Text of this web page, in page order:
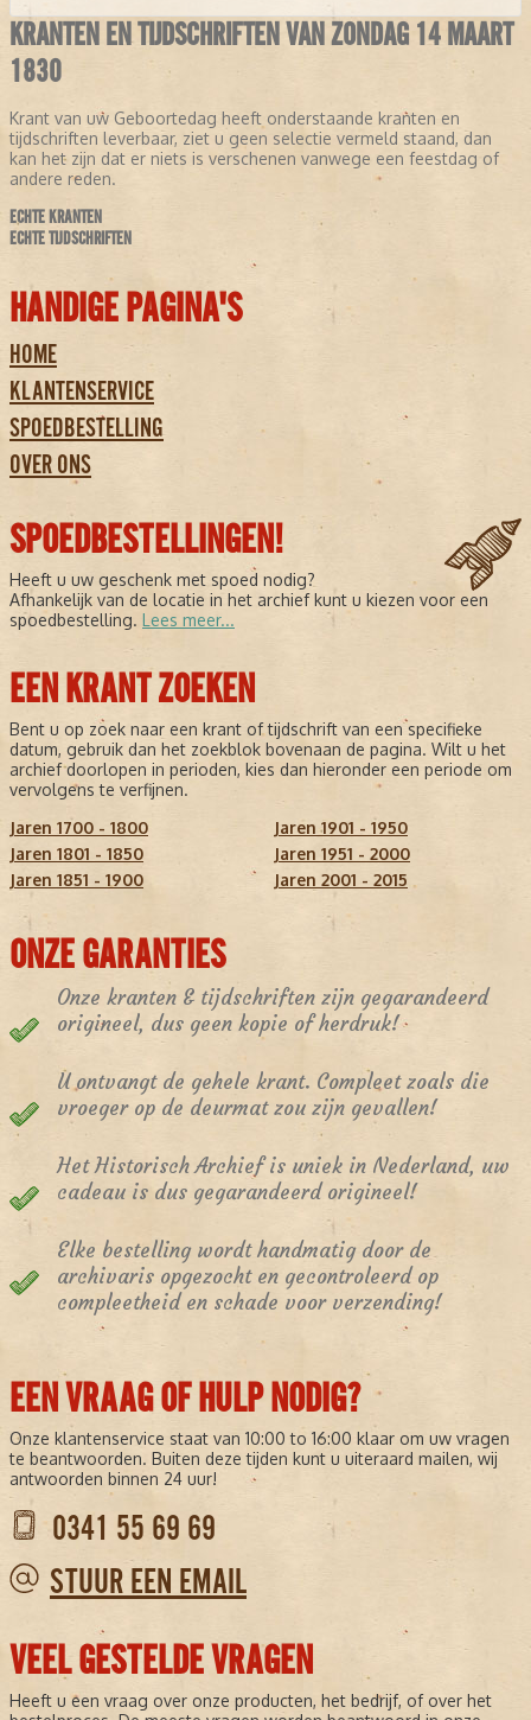
KRANTEN EN TIJDSCHRIFTEN VAN ZONDAG 14 MAART
1830
Krant van uw Geboortedag heeft onderstaande kranten en
tijdschriften leverbaar, ziet u geen selectie vermeld staand, dan
kan het zijn dat er niets is verschenen vanwege een feestdag of
andere reden.
ECHTE KRANTEN
ECHTE TIJDSCHRIFTEN
HANDIGE PAGINA'S
HOME
KLANTENSERVICE
SPOEDBESTELLING
OVER ONS
SPOEDBESTELLINGEN!
Heeft u uw geschenk met spoed nodig?
Afhankelijk van de locatie in het archief kunt u kiezen voor een
spoedbestelling. Lees meer...
EEN KRANT ZOEKEN
Bent u op zoek naar een krant of tijdschrift van een specifieke
datum, gebruik dan het zoekblok bovenaan de pagina. Wilt u het
archief doorlopen in perioden, kies dan hieronder een periode om
vervolgens te verfijnen.
Jaren 1700 - 1800
Jaren 1801 - 1850
Jaren 1851 - 1900
Jaren 1901 - 1950
Jaren 1951 - 2000
Jaren 2001 - 2015
ONZE GARANTIES
Onze kranten & tijdschriften zijn gegarandeerd
origineel, dus geen kopie of herdruk!
U ontvangt de gehele krant. Compleet zoals die
vroeger op de deurmat zou zijn gevallen!
Het Historisch Archief is uniek in Nederland, uw
cadeau is dus gegarandeerd origineel!
Elke bestelling wordt handmatig door de
archivaris opgezocht en gecontroleerd op
compleetheid en schade voor verzending!
EEN VRAAG OF HULP NODIG?
Onze klantenservice staat van 10:00 to 16:00 klaar om uw vragen
te beantwoorden. Buiten deze tijden kunt u uiteraard mailen, wij
antwoorden binnen 24 uur!
0341 55 69 69
STUUR EEN EMAIL
VEEL GESTELDE VRAGEN
Heeft u een vraag over onze producten, het bedrijf, of over het